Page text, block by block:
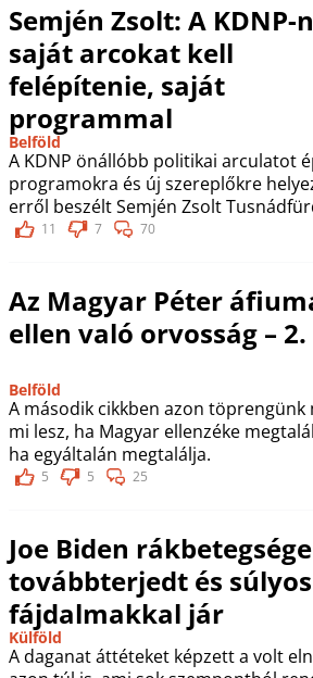
Semjén Zsolt: A KDNP-
saját arcokat kell
felépítenie, saját
programmal
Belföld
A KDNP önállóbb politikai arculatot
programokra és új szereplőkre
erről beszélt Semjén Zsolt
11 7 70
Az Magyar Péter
ellen való orvosság – 2.
Belföld
A második cikkben azon töprengünk
mi lesz, ha Magyar ellenzéke
ha egyáltalán megtalálja.
5 5 25
Joe Biden rákbetegsége
továbbterjedt és súlyos
fájdalmakkal jár
Külföld
A daganat áttéteket képzett a volt